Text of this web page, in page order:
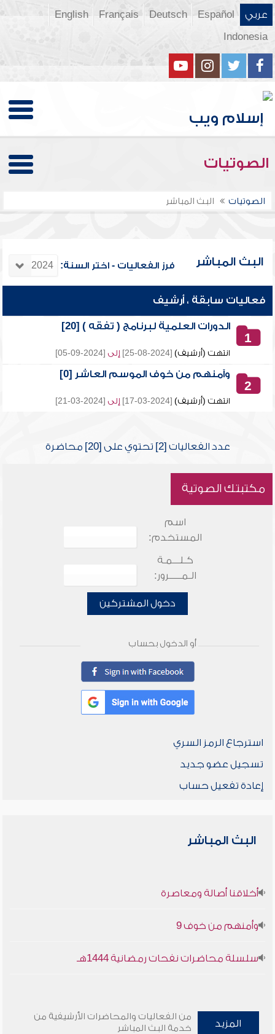
عربي Español
Deutsch
Français
English
Indonesia
الصوتيات
الصوتيات البث المباشر
البث المباشر فرز الفعاليات - اختر السنة:
فعاليات سابقة ، أرشيف
1
الدورات العلمية لبرنامج ( تفقه ) [20]
انتهت (أرشيف) [2024-08-25] إلى [2024-09-05]
2
وآمنهم من خوف الموسم العاشر [0]
انتهت (أرشيف) [2024-03-17] إلى [2024-03-21]
عدد الفعاليات [2] تحتوي على [20] محاضرة
مكتبتك الصوتية
اسم
المستخدم:
كـلـــمـة
الـمـــــرور:
دخول المشتركين
أو الدخول بحساب
استرجاع الرمز السري
تسجيل عضو جديد
إعادة تفعيل حساب
البث المباشر
أخلاقنا أصالة ومعاصرة
وأمنهم من خوف 9
سلسلة محاضرات نفحات رمضانية 1444هـ
المزيد
من الفعاليات والمحاضرات الأرشيفية من
خدمة البث المباشر